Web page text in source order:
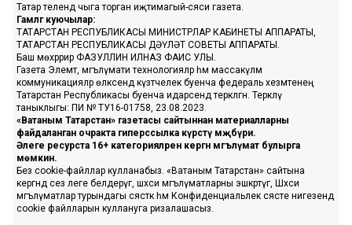
Татар телендә чыга торган иҗтимагый-сәяси газета.
Гамәлгә куючылар:
ТАТАРСТАН РЕСПУБЛИКАСЫ МИНИСТРЛАР КАБИНЕТЫ АППАРАТЫ,
ТАТАРСТАН РЕСПУБЛИКАСЫ ДӘҮЛӘТ СОВЕТЫ АППАРАТЫ.
Баш мөхәррир ФАЗУЛЛИН ИЛНАЗ ФАИС УЛЫ.
Газета Элемтә, мәгълүмати технологияләр һәм массакүләм
коммуникацияләр өлкәсендә күзәтчелек буенча федераль хезмәтенең
Татарстан Республикасы буенча идарәсендә теркәлгән. Теркәлү
таныклыгы: ПИ № ТУ16-01758, 23.08.2023.
«Ватаным Татарстан» газетасы сайтыннан материалларны
файдаланган очракта гиперссылка күрсәтү мәҗбүри.
Әлеге ресурста 16+ категорияләренә кергән мәгълүмат булырга
мөмкин.
Без cookie-файллар кулланабыз. «Ватаным Татарстан» сайтына
кергәндә сез әлеге белдерүгә, шәхси мәгълүматларны эшкәртүгә, Шәхси
мәгълүматлар турындагы сәясәткә һәм Конфиденциальлек сәясәте нигезендә
cookie файлларын куллануга ризалашасыз.